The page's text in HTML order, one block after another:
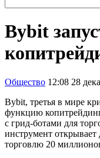
Bybit
Общество 12:08 28
Bybit, третья в мире
функцию
с грид-ботами для
инструмент
торговлю 20